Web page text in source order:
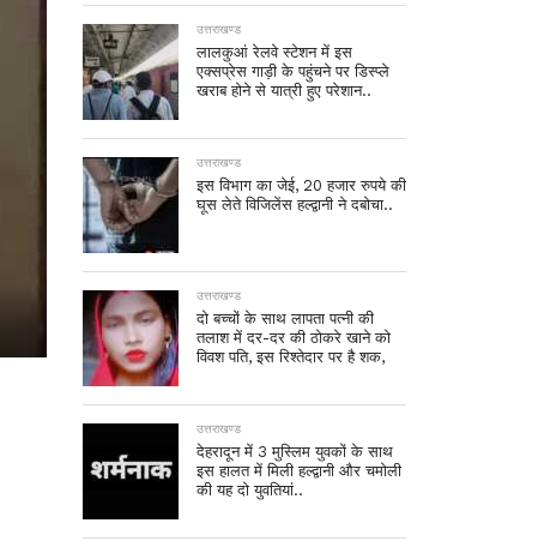
उत्तराखण्ड
लालकुआं रेलवे स्टेशन में इस
एक्सप्रेस गाड़ी के पहुंचने पर डिस्प्ले
खराब होने से यात्री हुए परेशान..
उत्तराखण्ड
इस विभाग का जेई, 20 हजार रुपये की
घूस लेते विजिलेंस हल्द्वानी ने दबोचा..
उत्तराखण्ड
दो बच्चों के साथ लापता पत्नी की
तलाश में दर-दर की ठोकरे खाने को
विवश पति, इस रिश्तेदार पर है शक,
उत्तराखण्ड
देहरादून में 3 मुस्लिम युवकों के साथ
इस हालत में मिली हल्द्वानी और चमोली
की यह दो युवतियां..